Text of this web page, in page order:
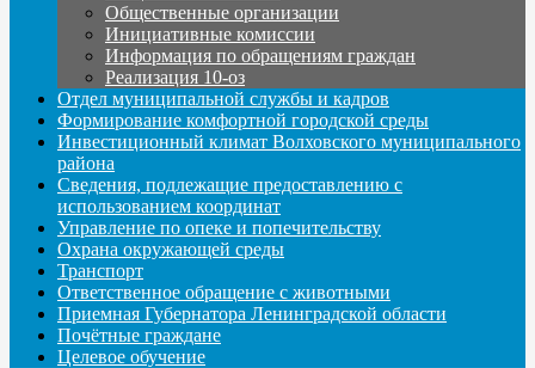
Общественные организации
Инициативные комиссии
Информация по обращениям граждан
Реализация 10-оз
Отдел муниципальной службы и кадров
Формирование комфортной городской среды
Инвестиционный климат Волховского муниципального
района
Сведения, подлежащие предоставлению с
использованием координат
Управление по опеке и попечительству
Охрана окружающей среды
Транспорт
Ответственное обращение с животными
Приемная Губернатора Ленинградской области
Почётные граждане
Целевое обучение